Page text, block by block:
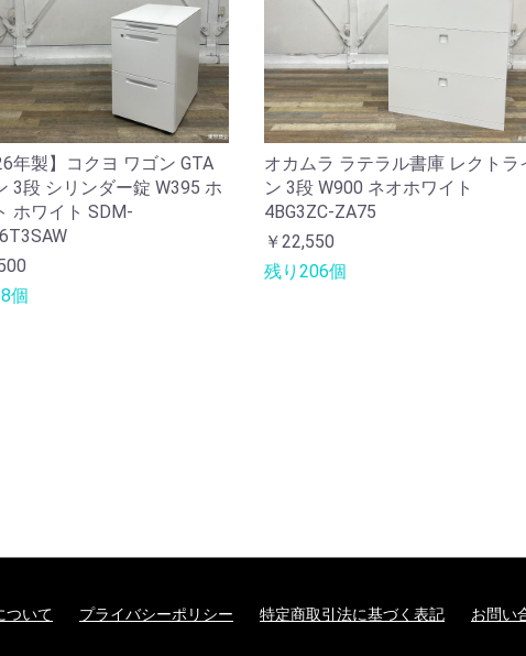
年製】コクヨ ワゴン GTA
3段 シリンダー錠 W395 ホ
ホワイト SDM-
個
オカムラ ラテラル書庫 レクトラ
ン 3段 W900 ネオホワイト
4BG3ZC-ZA75
￥22,550
残り206個
ついて プライバシーポリシー 特定商取引法に基づく表記 お問い